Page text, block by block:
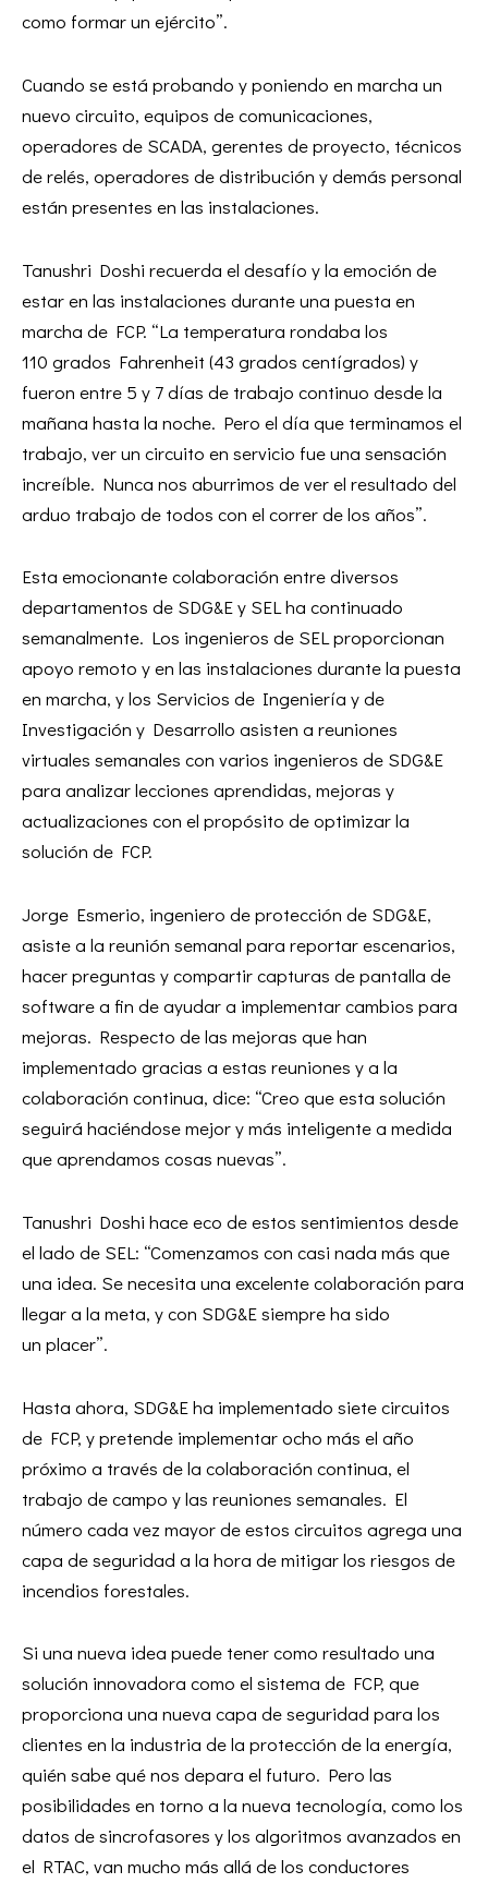
como formar un ejército”.
Cuando se está probando y poniendo en marcha un
nuevo circuito, equipos de comunicaciones,
operadores de SCADA, gerentes de proyecto, técnicos
de relés, operadores de distribución y demás personal
están presentes en las instalaciones.
Tanushri Doshi recuerda el desafío y la emoción de
estar en las instalaciones durante una puesta en
marcha de FCP. “La temperatura rondaba los
110 grados Fahrenheit (43 grados centígrados) y
fueron entre 5 y 7 días de trabajo continuo desde la
mañana hasta la noche. Pero el día que terminamos el
trabajo, ver un circuito en servicio fue una sensación
increíble. Nunca nos aburrimos de ver el resultado del
arduo trabajo de todos con el correr de los años”.
Esta emocionante colaboración entre diversos
departamentos de SDG&E y SEL ha continuado
semanalmente. Los ingenieros de SEL proporcionan
apoyo remoto y en las instalaciones durante la puesta
en marcha, y los Servicios de Ingeniería y de
Investigación y Desarrollo asisten a reuniones
virtuales semanales con varios ingenieros de SDG&E
para analizar lecciones aprendidas, mejoras y
actualizaciones con el propósito de optimizar la
solución de FCP.
Jorge Esmerio, ingeniero de protección de SDG&E,
asiste a la reunión semanal para reportar escenarios,
hacer preguntas y compartir capturas de pantalla de
software a fin de ayudar a implementar cambios para
mejoras. Respecto de las mejoras que han
implementado gracias a estas reuniones y a la
colaboración continua, dice: “Creo que esta solución
seguirá haciéndose mejor y más inteligente a medida
que aprendamos cosas nuevas”.
Tanushri Doshi hace eco de estos sentimientos desde
el lado de SEL: “Comenzamos con casi nada más que
una idea. Se necesita una excelente colaboración para
llegar a la meta, y con SDG&E siempre ha sido
un placer”.
Hasta ahora, SDG&E ha implementado siete circuitos
de FCP, y pretende implementar ocho más el año
próximo a través de la colaboración continua, el
trabajo de campo y las reuniones semanales. El
número cada vez mayor de estos circuitos agrega una
capa de seguridad a la hora de mitigar los riesgos de
incendios forestales.
Si una nueva idea puede tener como resultado una
solución innovadora como el sistema de FCP, que
proporciona una nueva capa de seguridad para los
clientes en la industria de la protección de la energía,
quién sabe qué nos depara el futuro. Pero las
posibilidades en torno a la nueva tecnología, como los
datos de sincrofasores y los algoritmos avanzados en
el RTAC, van mucho más allá de los conductores